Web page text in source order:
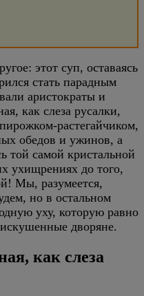
этот суп, оставаясь
стать парадным
аристократы и
как слеза русалки,
растегайчиком,
обедов и ужинов, а
той самой кристальной
ухищрениях до того,
Мы, разумеется,
но в остальном
уху, которую равно
дворяне.
как слеза